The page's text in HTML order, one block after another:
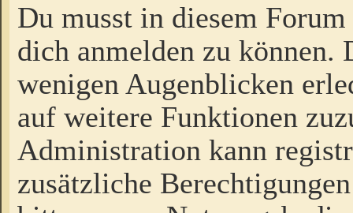
Du musst in diesem
dich anmelden zu
wenigen Augenblicken
auf weitere Funktionen
Administration kann
zusätzliche